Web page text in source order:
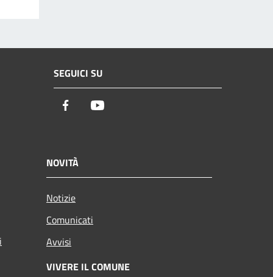
SEGUICI SU
Facebook
NOVITÀ
Notizie
Comunicati
Avvisi
VIVERE IL COMUNE